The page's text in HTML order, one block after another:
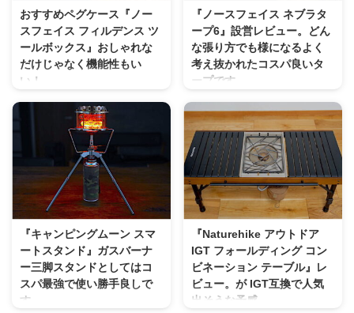
持して使っておりますので経験も
踏まえて 値段もお手頃で使い勝
手のいいポールをご紹介したいと
思います。 タープポールの種類
ポールは大きく分けて２種類 メ
（φ28mm~32mmがおすすめ）頑
でナイフにこだわると言うよりも
料理がしやすい方がいい人が多い
とおもいます。 僕も料理は大好
きで毎日料理はしております。ナ
イフも数種持っています。ですが
正直言うと料理には使いにくいも
のが多いです。 家庭で使ってる
三徳包丁や牛刀などが一番料理に
は使いやすいの ...
おすすめペグケース『ノー
スフェイス フィルデンス ツ
ールボックス』おしゃれな
だけじゃなく機能性もい
い！
ツールボックスと言うと男らし
いイメージ。 ペグケースも何処
となく無骨なイメージが強いか
と。 今使ってるペグ・ペグハン
マーケースがちょっと使いにくか
ったのでこちらを購入レビューし
ました。 THE NORTH FACE フ
ィルデンスツールボックス
nm82013 ノースフェイスの刺繍
ロゴが入ったツールボックス。こ
の形と見た目で欲しくなる人も多
いでしょうね。 商品SPEC＆詳
細 ダブルジッパー付きのフラッ
プ形状トップ ダブルジッパーで
『ノースフェイス ネブラタ
ープ6』設営レビュー。どん
な張り方でも様になるよく
考え抜かれたコスパ良いタ
ープです。
キャンプブームのお陰でタープ
も数え切れないほどの種類が販売
されてる昨今。 正直言ってどれ
が良いのかよくわからないですよ
ね。 そんな中、これは使ってみ
たいと思うタープだったので購入
レビューしてみました。 THE
NORTH FACE / NEBULA TARP 6
ザ・ノース・フェイス / ネブラタ
ープ6 去年2022年7月に新作と
して登場したノースフェイスのタ
ープ。 開発もキャンプ好きなノ
ースフェイスの日本人の方がされ
ているだけあって、 日本の気候
『キャンピングムーン スマ
ートスタンド』ガスバーナ
ー三脚スタンドとしてはコ
スパ最強で使い勝手良しで
す。
『Naturehike アウトドア
IGT フォールディング コン
ビネーション テーブル』レ
ビュー。が IGT互換で人気
出そうな予感。